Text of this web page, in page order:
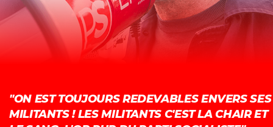
"ON EST TOUJOURS REDEVABLES ENVERS SES
MILITANTS ! LES MILITANTS C'EST LA CHAIR ET